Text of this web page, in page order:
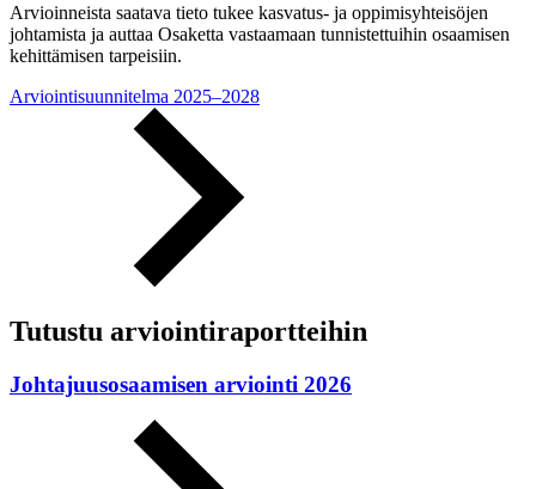
Arvioinneista saatava tieto tukee kasvatus- ja oppimisyhteisöjen
johtamista ja auttaa Osaketta vastaamaan tunnistettuihin osaamisen
kehittämisen tarpeisiin.
Arviointisuunnitelma 2025–2028
Tutustu arviointiraportteihin
Johtajuusosaamisen arviointi 2026